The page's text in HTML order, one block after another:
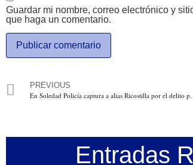
Guardar mi nombre, correo electrónico y
que haga un comentario.
PREVIOUS
Entradas